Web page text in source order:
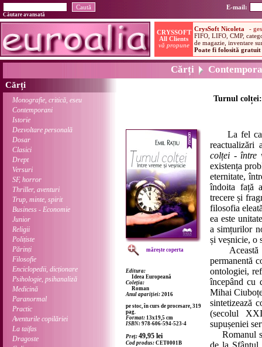
E-mail:
Căutare avansată
Cărți
Cărți
Monografie, critică, eseu
Contemporani
Istorie
Dezvoltare personală
Dosar
Clasici
Drept
Versuri
SF, horror
Thriller, aventuri
Trup, minte, spirit
Business - Economie
Junior
Religii
Polițiste
Părinți
Filosofie
Enciclopedii, dicționare
Psihologie, psihanaliză
Medicină
Paranormal
Practic
Aventurile copilăriei
La taifas
Dragoste
Turnul
mărește coperta
Editura:
Ideea Europeană
Coleția:
Roman
Anul apariției: 2016
pe stoc, în curs de procesare, 319
pag.
Format: 13x19,5 cm
ISBN: 978-606-594-523-4
Preț: 49,95 lei
Cod produs: CET0001B
La fel ca
colței - între
existența
eternitate,
îndoita față
trecere și
filosofia
ea este
a simțurilor
și veșnicie, o
Această
permanentă
ontologiei,
începând cu
Mihai
sintetizează
(secolul
supușeniei
Romanul
de la Sfântul